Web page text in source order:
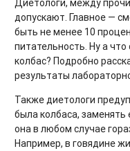
Диетологи, между
допускают. Главное —
быть не менее 10
питательность. Ну а
колбас? Подробно
результаты
Также диетологи
была колбаса, заменять
она в любом случае
Например, в говядине